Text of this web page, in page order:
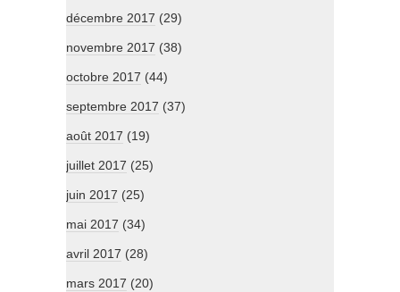
décembre 2017 (29)
novembre 2017 (38)
octobre 2017 (44)
septembre 2017 (37)
août 2017 (19)
juillet 2017 (25)
juin 2017 (25)
mai 2017 (34)
avril 2017 (28)
mars 2017 (20)